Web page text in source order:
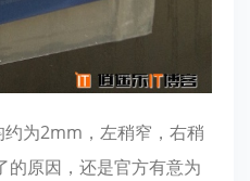
约为2mm，左稍窄，右稍
的原因，还是官方有意为